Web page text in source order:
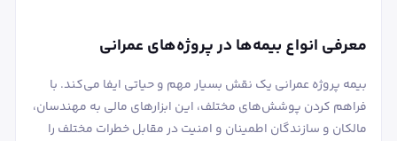
معرفی انواع بیمه‌ها در پروژه‌های عمرانی
بیمه پروژه عمرانی یک نقش بسیار مهم و حیاتی ایفا می‌کند. با
فراهم کردن پوشش‌های مختلف، این ابزارهای مالی به مهندسان،
مالکان و سازندگان اطمینان و امنیت در مقابل خطرات مختلف را